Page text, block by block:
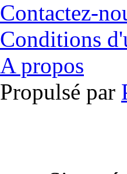
Contactez-
Conditions
A propos
Propulsé par